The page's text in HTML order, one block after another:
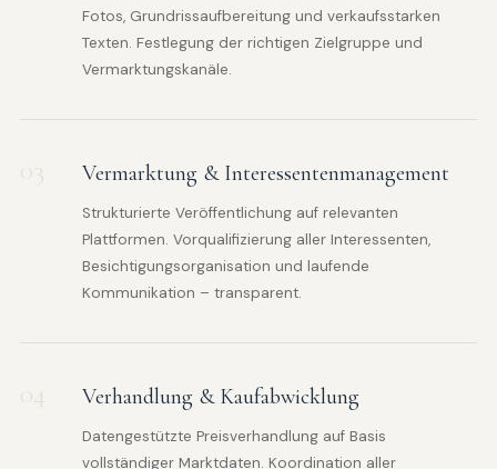
Fotos, Grundrissaufbereitung und verkaufsstarken
Texten. Festlegung der richtigen Zielgruppe und
Vermarktungskanäle.
03 Vermarktung & Interessentenmanagement
Strukturierte Veröffentlichung auf relevanten
Plattformen. Vorqualifizierung aller Interessenten,
Besichtigungsorganisation und laufende
Kommunikation – transparent.
04 Verhandlung & Kaufabwicklung
Datengestützte Preisverhandlung auf Basis
vollständiger Marktdaten. Koordination aller